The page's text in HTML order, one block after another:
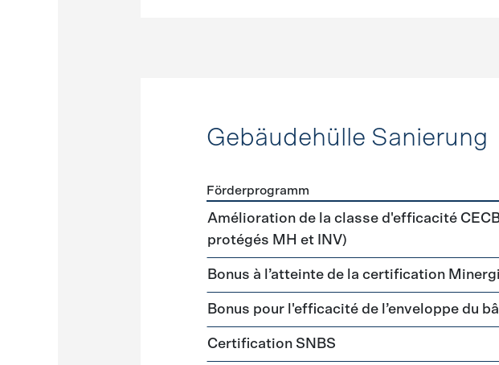
Gebäudehülle Sanierung
Förderprogramme Gebäudehülle Sanierung
Förderprogramm
Amélioration de la classe d'efficacité
protégés MH et INV)
Bonus à l’atteinte de la certification
Bonus pour l'efficacité de l’enveloppe du
Certification SNBS